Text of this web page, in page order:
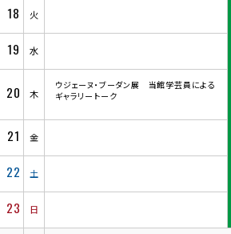
18 火
19 水
20 木
ウジェーヌ・ブーダン展 当館学芸員による
ギャラリートーク
21 金
22 土
23 日